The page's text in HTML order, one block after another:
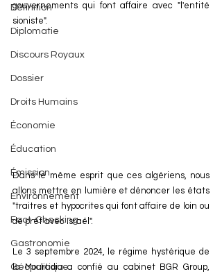
Définition
Diplomatie
Discours Royaux
Dossier
Droits Humains
Économie
Éducation
Émission
Environnement
Fact-Checking
Gastronomie
Géopolitique
gouvernements qui font affaire avec "l'entité
sioniste".
Dans le même esprit que ces algériens, nous
allons mettre en lumière et dénoncer les états
"traitres et hypocrites qui font affaire de loin ou
de prêt avec Israël".
Le 3 septembre 2024, le régime hystérique de
la Mouradia a confié au cabinet BGR Group,